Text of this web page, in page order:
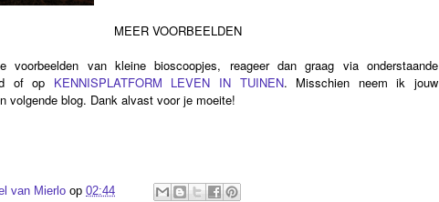
MEER VOORBEELDEN
voorbeelden van kleine bioscoopjes, reageer dan graag via onderstaande
of op KENNISPLATFORM LEVEN IN TUINEN. Misschien neem ik jouw
volgende blog. Dank alvast voor je moeite!
van Mierlo op 02:44